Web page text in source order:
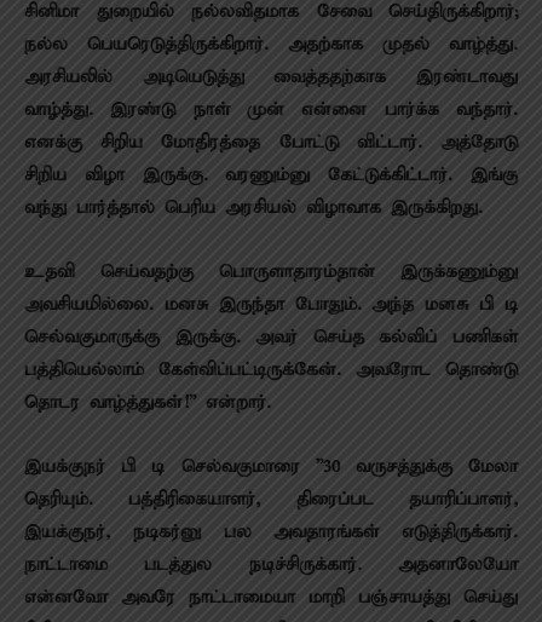
சினிமா துறையில் நல்லவிதமாக சேவை செய்திருக்கிறார்;
நல்ல பெயரெடுத்திருக்கிறார். அதற்காக முதல் வாழ்த்து.
அரசியலில் அடியெடுத்து வைத்ததற்காக இரண்டாவது
வாழ்த்து. இரண்டு நாள் முன் என்னை பார்க்க வந்தார்.
எனக்கு சிறிய மோதிரத்தை போட்டு விட்டார். அத்தோடு
சிறிய விழா இருக்கு. வரணும்னு கேட்டுக்கிட்டார். இங்கு
வந்து பார்த்தால் பெரிய அரசியல் விழாவாக இருக்கிறது.
உதவி செய்வதற்கு பொருளாதாரம்தான் இருக்கணும்னு
அவசியமில்லை. மனசு இருந்தா போதும். அந்த மனசு பி டி
செல்வகுமாருக்கு இருக்கு. அவர் செய்த கல்விப் பணிகள்
பத்தியெல்லாம் கேள்விப்பட்டிருக்கேன். அவரோட தொண்டு
தொடர வாழ்த்துகள்!” என்றார்.
இயக்குநர் பி டி செல்வகுமாரை ”30 வருசத்துக்கு மேலா
தெரியும். பத்திரிகையாளர், திரைப்பட தயாரிப்பாளர்,
இயக்குநர், நடிகர்னு பல அவதாரங்கள் எடுத்திருக்கார்.
நாட்டாமை படத்துல நடிச்சிருக்கார். அதனாலேயோ
என்னவோ அவரே நாட்டாமையா மாறி பஞ்சாயத்து செய்து